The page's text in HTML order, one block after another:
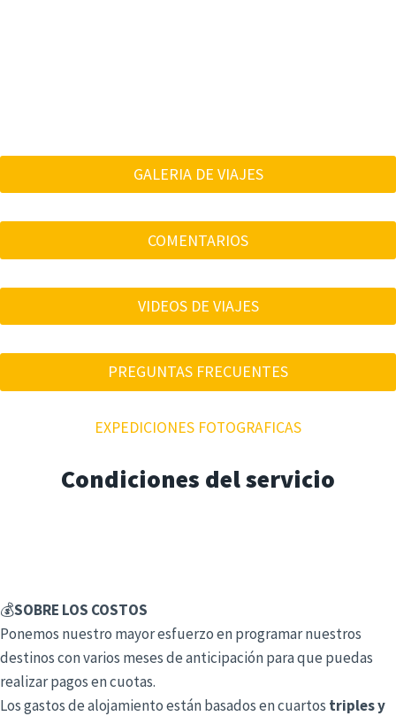
GALERIA DE VIAJES
COMENTARIOS
VIDEOS DE VIAJES
PREGUNTAS FRECUENTES
EXPEDICIONES FOTOGRAFICAS
Condiciones del servicio
💰SOBRE LOS COSTOS
Ponemos nuestro mayor esfuerzo en programar nuestros
destinos con varios meses de anticipación para que puedas
realizar pagos en cuotas.
Los gastos de alojamiento están basados en cuartos triples y